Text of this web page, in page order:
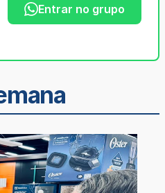
Entrar no grupo